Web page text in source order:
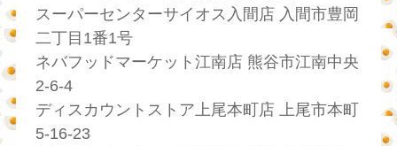
スーパーセンターサイオス入間店 入間市豊岡
二丁目1番1号
ネバフッドマーケット江南店 熊谷市江南中央
2-6-4
ディスカウントストア上尾本町店 上尾市本町
5-16-23